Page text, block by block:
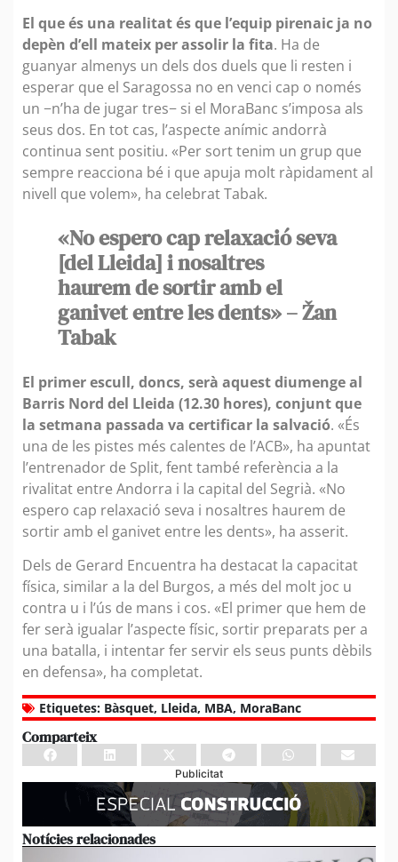
El que és una realitat és que l’equip pirenaic ja no
depèn d’ell mateix per assolir la fita. Ha de
guanyar almenys un dels dos duels que li resten i
esperar que el Saragossa no en venci cap o només
un −n’ha de jugar tres− si el MoraBanc s’imposa als
seus dos. En tot cas, l’aspecte anímic andorrà
continua sent positiu. «Per sort tenim un grup que
sempre reacciona bé i que apuja molt ràpidament al
nivell que volem», ha celebrat Tabak.
«No espero cap relaxació seva
[del Lleida] i nosaltres
haurem de sortir amb el
ganivet entre les dents» – Žan
Tabak
El primer escull, doncs, serà aquest diumenge al
Barris Nord del Lleida (12.30 hores), conjunt que
la setmana passada va certificar la salvació. «És
una de les pistes més calentes de l’ACB», ha apuntat
l’entrenador de Split, fent també referència a la
rivalitat entre Andorra i la capital del Segrià. «No
espero cap relaxació seva i nosaltres haurem de
sortir amb el ganivet entre les dents», ha asserit.
Dels de Gerard Encuentra ha destacat la capacitat
física, similar a la del Burgos, a més del molt joc u
contra u i l’ús de mans i cos. «El primer que hem de
fer serà igualar l’aspecte físic, sortir preparats per a
una batalla, i intentar fer servir els seus punts dèbils
en defensa», ha completat.
Etiquetes: Bàsquet, Lleida, MBA, MoraBanc
Comparteix
Publicitat
Notícies relacionades